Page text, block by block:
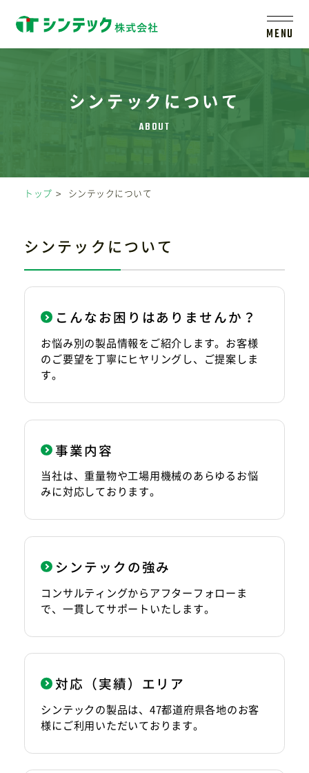
MENU
採用情報
レールシステムについて
サイトマップ
プライバシーポリシー
CAD/PDFデータ
シンテック公式Instagram
シンテック公式Youtubeチャンネル
シンテックについて
トップ シンテックについて
シンテックについて
こんなお困りはありませんか？
お悩み別の製品情報をご紹介します。お客様
のご要望を丁寧にヒヤリングし、ご提案しま
す。
事業内容
当社は、重量物や工場用機械のあらゆるお悩
みに対応しております。
シンテックの強み
コンサルティングからアフターフォローま
で、一貫してサポートいたします。
対応（実績）エリア
シンテックの製品は、47都道府県各地のお客
様にご利用いただいております。